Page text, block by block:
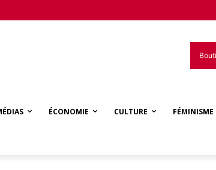
ÉCONOMIE CULTURE FÉMINISME